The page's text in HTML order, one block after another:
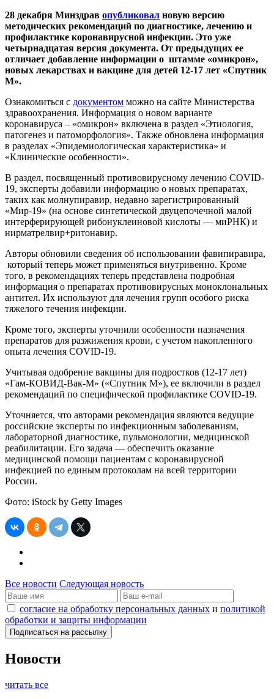
28 декабря Минздрав опубликовал новую версию
методических рекомендаций по диагностике, лечению и
профилактике коронавирусной инфекции. Это уже
четырнадцатая версия документа. От предыдущих ее
отличает добавление информации о штамме «омикрон»,
новых лекарствах и вакцине для детей 12-17 лет «Спутник
М».
Ознакомиться с документом можно на сайте Министерства
здравоохранения. Информация о новом варианте
коронавируса – «омикрон» включена в раздел «Этиология,
патогенез и патоморфология». Также обновлена информация
в разделах «Эпидемиологическая характеристика» и
«Клинические особенности».
В раздел, посвященный противовирусному лечению COVID-
19, эксперты добавили информацию о новых препаратах,
таких как молнупиравир, недавно зарегистрированный
«Мир-19» (на основе синтетической двуцепочечной малой
интерферирующей рибонуклеиновой кислоты — миРНК) и
нирматрелвир+ритонавир.
Авторы обновили сведения об использовании фавипиравира,
который теперь может применяться внутривенно. Кроме
того, в рекомендациях теперь представлена подробная
информация о препаратах противовирусных моноклональных
антител. Их используют для лечения групп особого риска
тяжелого течения инфекции.
Кроме того, эксперты уточнили особенности назначения
препаратов для разжижения крови, с учетом накопленного
опыта лечения COVID-19.
Учитывая одобрение вакцины для подростков (12-17 лет)
«Гам-КОВИД-Вак-М» («Спутник М»), ее включили в раздел
рекомендаций по специфической профилактике COVID-19.
Уточняется, что авторами рекомендация являются ведущие
российские эксперты по инфекционным заболеваниям,
лабораторной диагностике, пульмонологии, медицинской
реабилитации. Его задача — обеспечить оказание
медицинской помощи пациентам с коронавирусной
инфекцией по единым протоколам на всей территории
России.
Фото: iStock by Getty Images
Все новости Следующая новость
согласие на обработку персональных данных и политикой
обработки и защиты информации
Новости
читать все